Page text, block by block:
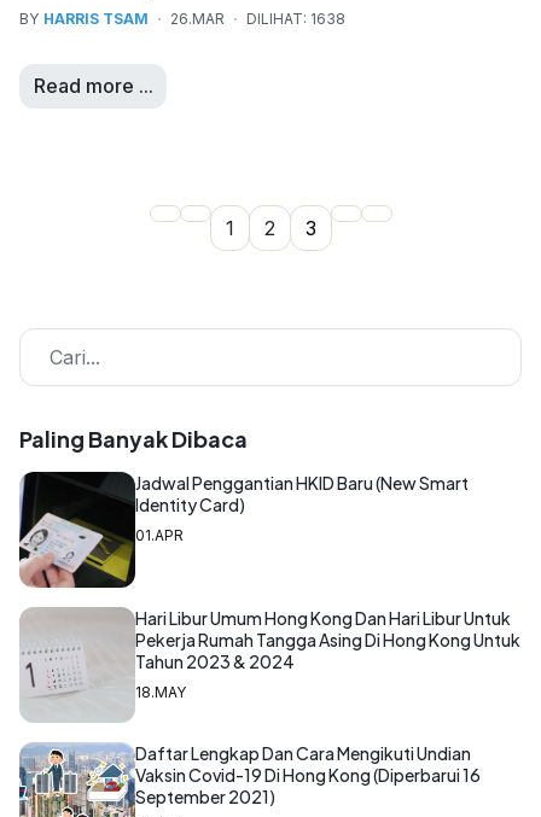
BY HARRIS TSAM 26.MAR DILIHAT: 1638
Read more ...
1 2 3
Paling Banyak Dibaca
Jadwal Penggantian HKID Baru (New Smart
Identity Card)
01.APR
Hari Libur Umum Hong Kong Dan Hari Libur Untuk
Pekerja Rumah Tangga Asing Di Hong Kong Untuk
Tahun 2023 & 2024
18.MAY
Daftar Lengkap Dan Cara Mengikuti Undian
Vaksin Covid-19 Di Hong Kong (Diperbarui 16
September 2021)